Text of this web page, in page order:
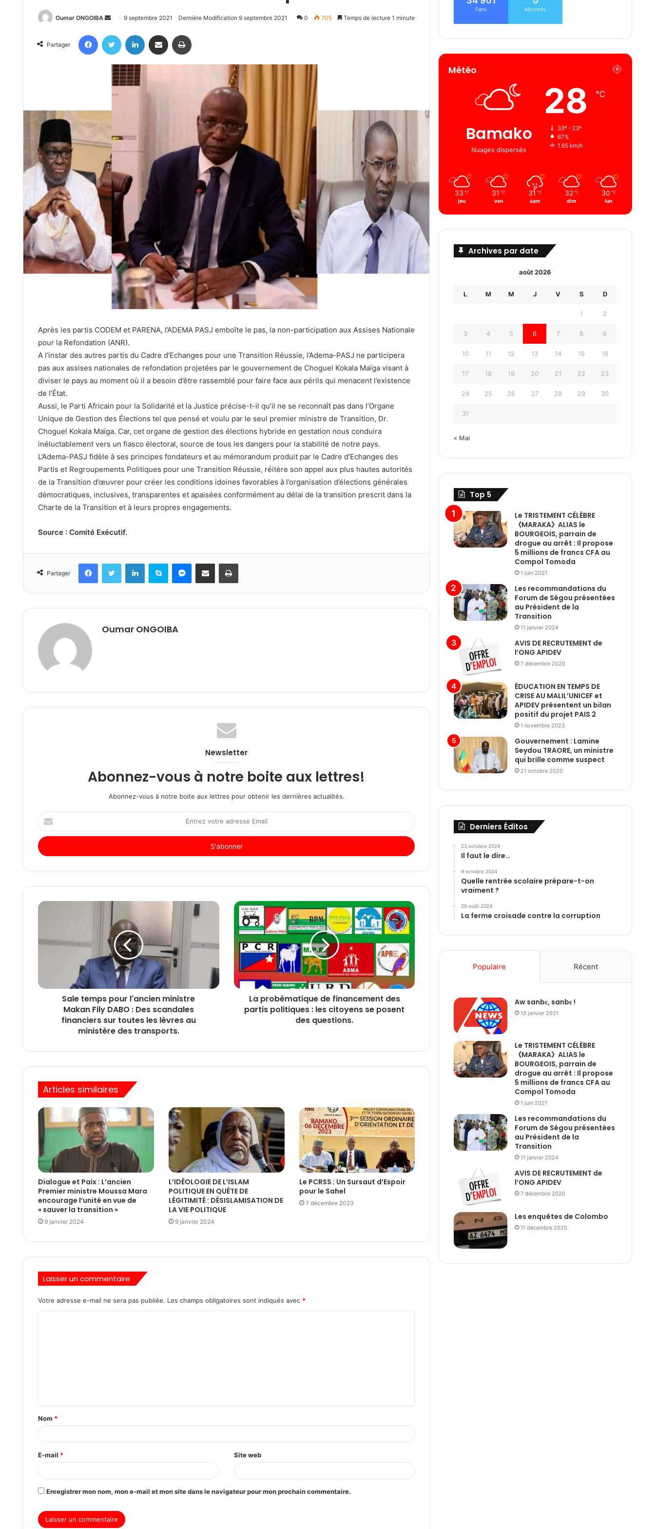
Oumar ONGOIBA
Send
email
9 septembre 2021 Dernière Modification 9 septembre 2021 0 705 Temps de lecture 1 minute
Partager
FacebookTwitter Linkedin Partager par email
Après les partis CODEM et PARENA, l’ADEMA PASJ emboîte le pas, la non-participation aux Assises Nationale
pour la Refondation (ANR).
A l’instar des autres partis du Cadre d’Echanges pour une Transition Réussie, l’Adema-PASJ ne participera
pas aux assises nationales de refondation projetées par le gouvernement de Choguel Kokala Maïga visant à
diviser le pays au moment où il a besoin d’être rassemblé pour faire face aux périls qui menacent l’existence
de l’État.
Aussi, le Parti Africain pour la Solidarité et la Justice précise-t-il qu’il ne se reconnaît pas dans l’Organe
Unique de Gestion des Élections tel que pensé et voulu par le seul premier ministre de Transition, Dr.
Choguel Kokala Maïga. Car, cet organe de gestion des élections hybride en gestation nous conduira
inéluctablement vers un fiasco électoral, source de tous les dangers pour la stabilité de notre pays.
L’Adema-PASJ fidèle à ses principes fondateurs et au mémorandum produit par le Cadre d’Echanges des
Partis et Regroupements Politiques pour une Transition Réussie, réitère son appel aux plus hautes autorités
de la Transition d’œuvrer pour créer les conditions idoines favorables à l’organisation d’élections générales
démocratiques, inclusives, transparentes et apaisées conformément au délai de la transition prescrit dans la
Charte de la Transition et à leurs propres engagements.
Source : Comité Exécutif.
Partager
FacebookTwitter LinkedinSkype Messenger
Partager par email Imprimer
Oumar ONGOIBA
Newsletter
Abonnez-vous à notre boite aux lettres!
Abonnez-vous à notre boite aux lettres pour obtenir les dernières actualités.
Entrez
votre
adresse
Email
Sale temps pour l'ancien ministre
Makan Fily DABO : Des scandales
financiers sur toutes les lèvres au
ministère des transports.
La probématique de financement des
partis politiques : les citoyens se posent
des questions.
Articles similaires
Dialogue et Paix : L’ancien
Premier ministre Moussa Mara
encourage l’unité en vue de
« sauver la transition »
9 janvier 2024
L’IDÉOLOGIE DE L’ISLAM
POLITIQUE EN QUÊTE DE
LÉGITIMITÉ : DÉSISLAMISATION DE
LA VIE POLITIQUE
9 janvier 2024
Le PCRSS : Un Sursaut d’Espoir
pour le Sahel
7 décembre 2023
Laisser un commentaire
Votre adresse e-mail ne sera pas publiée. Les champs obligatoires sont indiqués avec *
Nom *
E-mail * Site web
Enregistrer mon nom, mon e-mail et mon site dans le navigateur pour mon prochain commentaire.
Fans Abonnés
Météo
Bamako
Nuages ​​dispersés
28 ℃
33º - 23º
67%
1.65 km/h
33 ℃
jeu
31 ℃
ven
31 ℃
sam
32 ℃
dim
30 ℃
lun
Archives par date
août 2026
L M M J V S D
1 2
3 4 5 6 7 8 9
10 11 12 13 14 15 16
17 18 19 20 21 22 23
24 25 26 27 28 29 30
31
« Mai
Top 5
Le TRISTEMENT CÉLÈBRE
《MARAKA》ALIAS le
BOURGEOIS, parrain de
drogue au arrêt : Il propose
5 millions de francs CFA au
Compol Tomoda
1 juin 2021
Les recommandations du
Forum de Ségou présentées
au Président de la
Transition
11 janvier 2024
AVIS DE RECRUTEMENT de
l’ONG APIDEV
7 décembre 2020
ÉDUCATION EN TEMPS DE
CRISE AU MALIL’UNICEF et
APIDEV présentent un bilan
positif du projet PAIS 2
1 novembre 2023
Gouvernement : Lamine
Seydou TRAORE, un ministre
qui brille comme suspect
21 octobre 2020
Derniers Éditos
23 octobre 2024
Il faut le dire…
9 octobre 2024
Quelle rentrée scolaire prépare-t-on
vraiment ?
29 août 2024
La ferme croisade contre la corruption
Populaire Récent
Aw sanbɛ, sanbɛ !
13 janvier 2021
Le TRISTEMENT CÉLÈBRE
《MARAKA》ALIAS le
BOURGEOIS, parrain de
drogue au arrêt : Il propose
5 millions de francs CFA au
Compol Tomoda
1 juin 2021
Les recommandations du
Forum de Ségou présentées
au Président de la
Transition
11 janvier 2024
AVIS DE RECRUTEMENT de
l’ONG APIDEV
7 décembre 2020
Les enquêtes de Colombo
11 décembre 2020